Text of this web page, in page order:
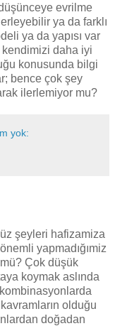
evrilme
ya da farklı
ya da yapısı var
daha iyi
konusunda bilgi
bence çok şey
ilerlemiyor mu?
yok:
şeyleri hafizamiza
yapmadığımiz
Çok düşük
koymak aslında
olduğu
doğadan